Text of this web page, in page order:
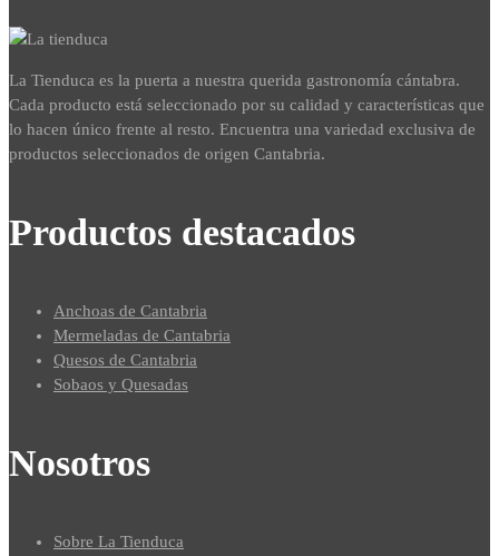
La Tienduca es la puerta a nuestra querida gastronomía cántabra.
Cada producto está seleccionado por su calidad y características que
lo hacen único frente al resto. Encuentra una variedad exclusiva de
productos seleccionados de origen Cantabria.
Productos destacados
Anchoas de Cantabria
Mermeladas de Cantabria
Quesos de Cantabria
Sobaos y Quesadas
Nosotros
Sobre La Tienduca